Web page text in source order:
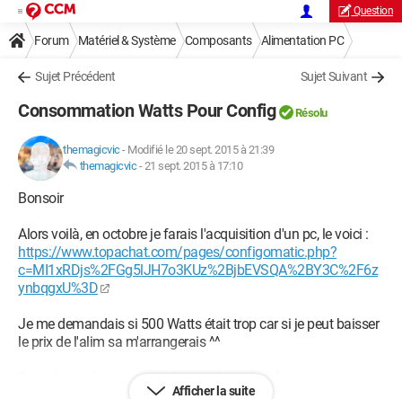
Question
Forum Matériel & Système Composants Alimentation PC
Sujet Précédent Sujet Suivant
Consommation Watts Pour Config Résolu
themagicvic- Modifié le 20 sept. 2015 à 21:39
themagicvic-21 sept. 2015 à 17:10
Bonsoir
Alors voilà, en octobre je farais l'acquisition d'un pc, le voici :
https://www.topachat.com/pages/configomatic.php?
c=MI1xRDjs%2FGg5lJH7o3KUz%2BjbEVSQA%2BY3C%2F6z
ynbqgxU%3D
Je me demandais si 500 Watts était trop car si je peut baisser
le prix de l'alim sa m'arrangerais ^^
Donc j'attends beaucoup de vos réponses ! :)
Afficher la suite